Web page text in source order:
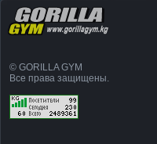
© GORILLA GYM
Все права защищены.